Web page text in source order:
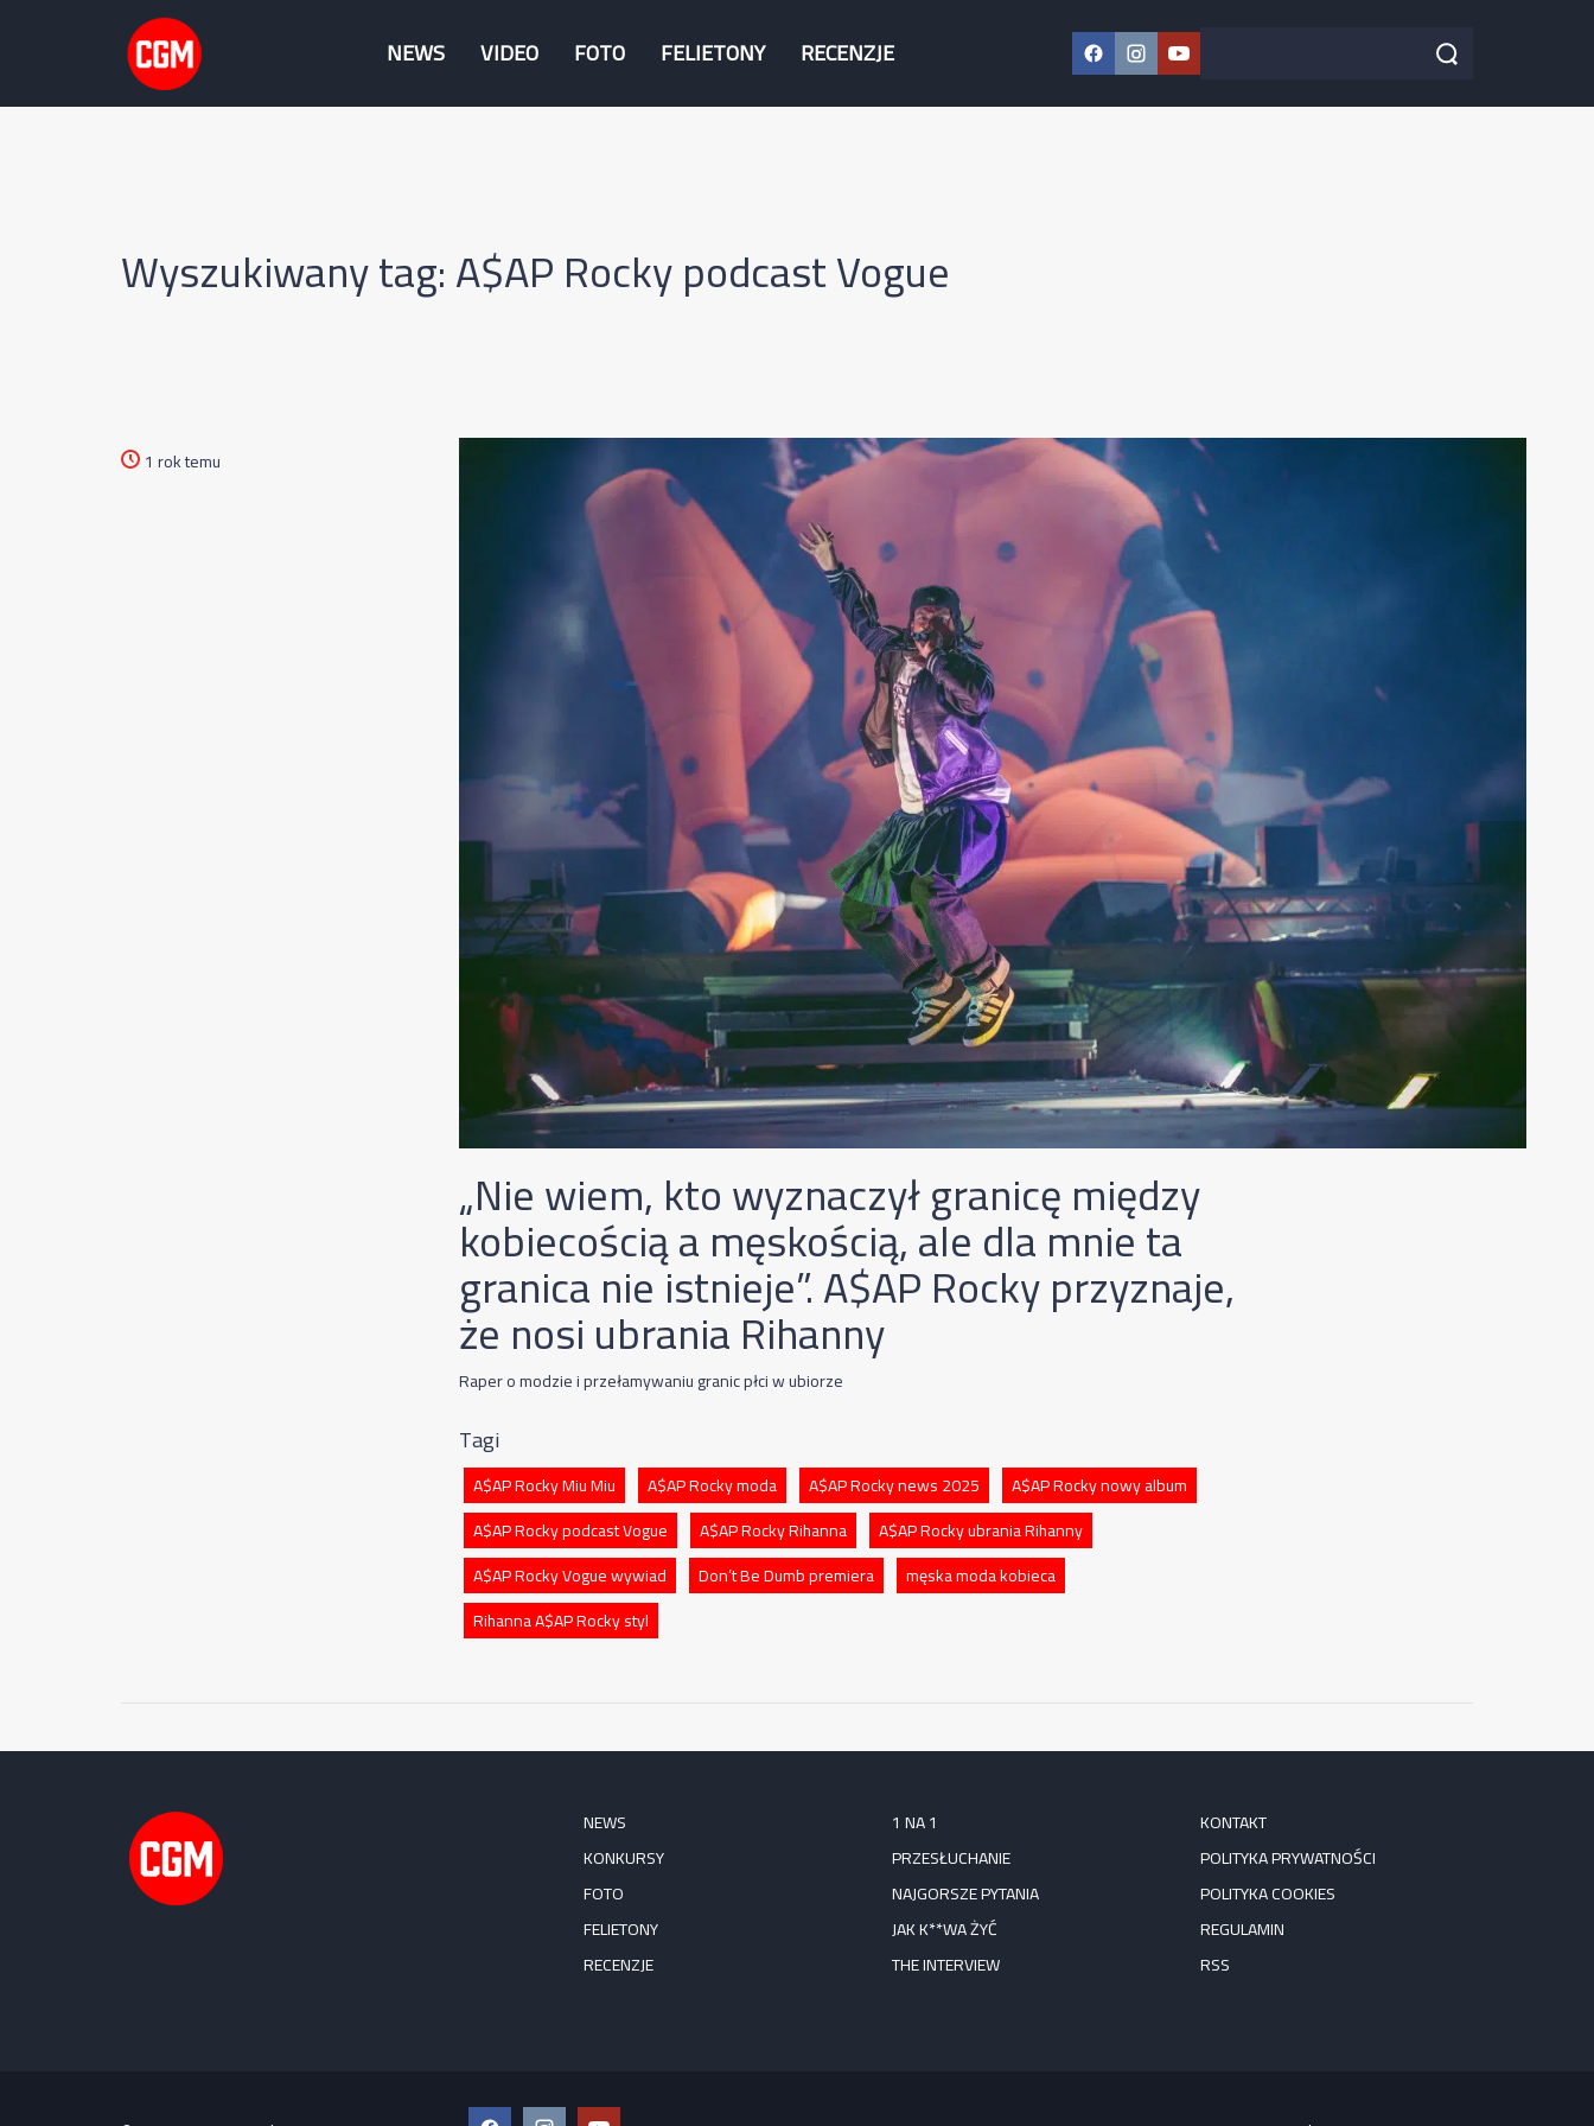
NEWS VIDEO FOTO FELIETONY RECENZJE Facebook
Instagram
YouTube
Szukaj w serwisie Szukaj
Wyszukiwany tag: A$AP Rocky podcast Vogue
1 rok temu
„Nie wiem, kto wyznaczył granicę między
kobiecością a męskością, ale dla mnie ta
granica nie istnieje”. A$AP Rocky przyznaje,
że nosi ubrania Rihanny
Raper o modzie i przełamywaniu granic płci w ubiorze
Tagi
A$AP Rocky Miu Miu A$AP Rocky moda A$AP Rocky news 2025
A$AP Rocky nowy album
A$AP Rocky podcast Vogue
A$AP Rocky Rihanna
A$AP Rocky ubrania Rihanny
A$AP Rocky Vogue wywiad
Don’t Be Dumb premiera
męska moda kobieca
Rihanna A$AP Rocky styl
NEWS
KONKURSY
FOTO
FELIETONY
RECENZJE
1 NA 1
PRZESŁUCHANIE
NAJGORSZE PYTANIA
JAK K**WA ŻYĆ
THE INTERVIEW
KONTAKT
POLITYKA PRYWATNOŚCI
POLITYKA COOKIES
REGULAMIN
RSS